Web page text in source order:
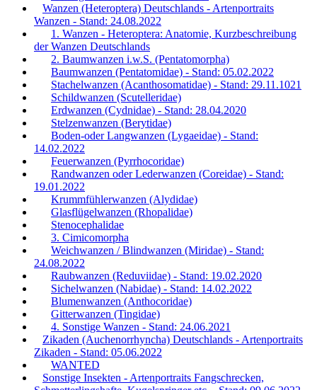
Wanzen (Heteroptera) Deutschlands - Artenportraits
Wanzen - Stand: 24.08.2022
1. Wanzen - Heteroptera: Anatomie, Kurzbeschreibung
der Wanzen Deutschlands
2. Baumwanzen i.w.S. (Pentatomorpha)
Baumwanzen (Pentatomidae) - Stand: 05.02.2022
Stachelwanzen (Acanthosomatidae) - Stand: 29.11.1021
Schildwanzen (Scutelleridae)
Erdwanzen (Cydnidae) - Stand: 28.04.2020
Stelzenwanzen (Berytidae)
Boden-oder Langwanzen (Lygaeidae) - Stand:
14.02.2022
Feuerwanzen (Pyrrhocoridae)
Randwanzen oder Lederwanzen (Coreidae) - Stand:
19.01.2022
Krummfühlerwanzen (Alydidae)
Glasflügelwanzen (Rhopalidae)
Stenocephalidae
3. Cimicomorpha
Weichwanzen / Blindwanzen (Miridae) - Stand:
24.08.2022
Raubwanzen (Reduviidae) - Stand: 19.02.2020
Sichelwanzen (Nabidae) - Stand: 14.02.2022
Blumenwanzen (Anthocoridae)
Gitterwanzen (Tingidae)
4. Sonstige Wanzen - Stand: 24.06.2021
Zikaden (Auchenorrhyncha) Deutschlands - Artenportraits
Zikaden - Stand: 05.06.2022
WANTED
Sonstige Insekten - Artenportraits Fangschrecken,